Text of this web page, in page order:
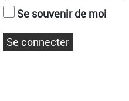
Se souvenir de moi